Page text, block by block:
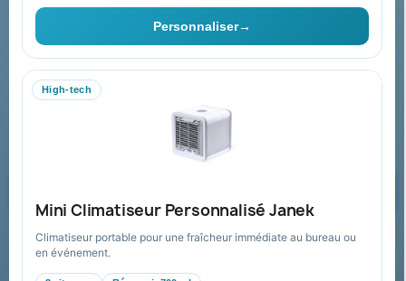
Personnaliser→
High-tech
Mini Climatiseur Personnalisé Janek
Climatiseur portable pour une fraîcheur immédiate au bureau ou
en événement.
Contact & devis
06 09 53 17 41
WhatsApp
equipe@promenoch-goodies.com
Recevez nos offres spéciales